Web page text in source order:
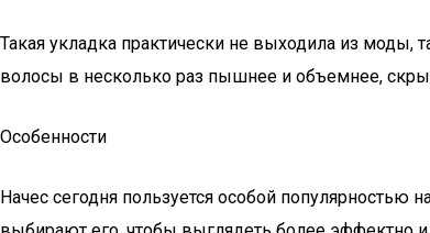
Такая укладка практически не выходила из
волосы в несколько раз пышнее и объемнее,
Особенности
Начес сегодня пользуется особой